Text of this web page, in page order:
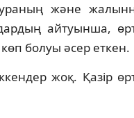
және
айтуынша,
болуы әсер еткен.
жоқ. Қазір